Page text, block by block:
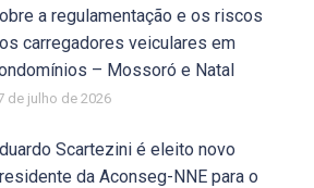
a regulamentação e os riscos
carregadores veiculares em
– Mossoró e Natal
de julho de 2026
Scartezini é eleito novo
da Aconseg-NNE para o